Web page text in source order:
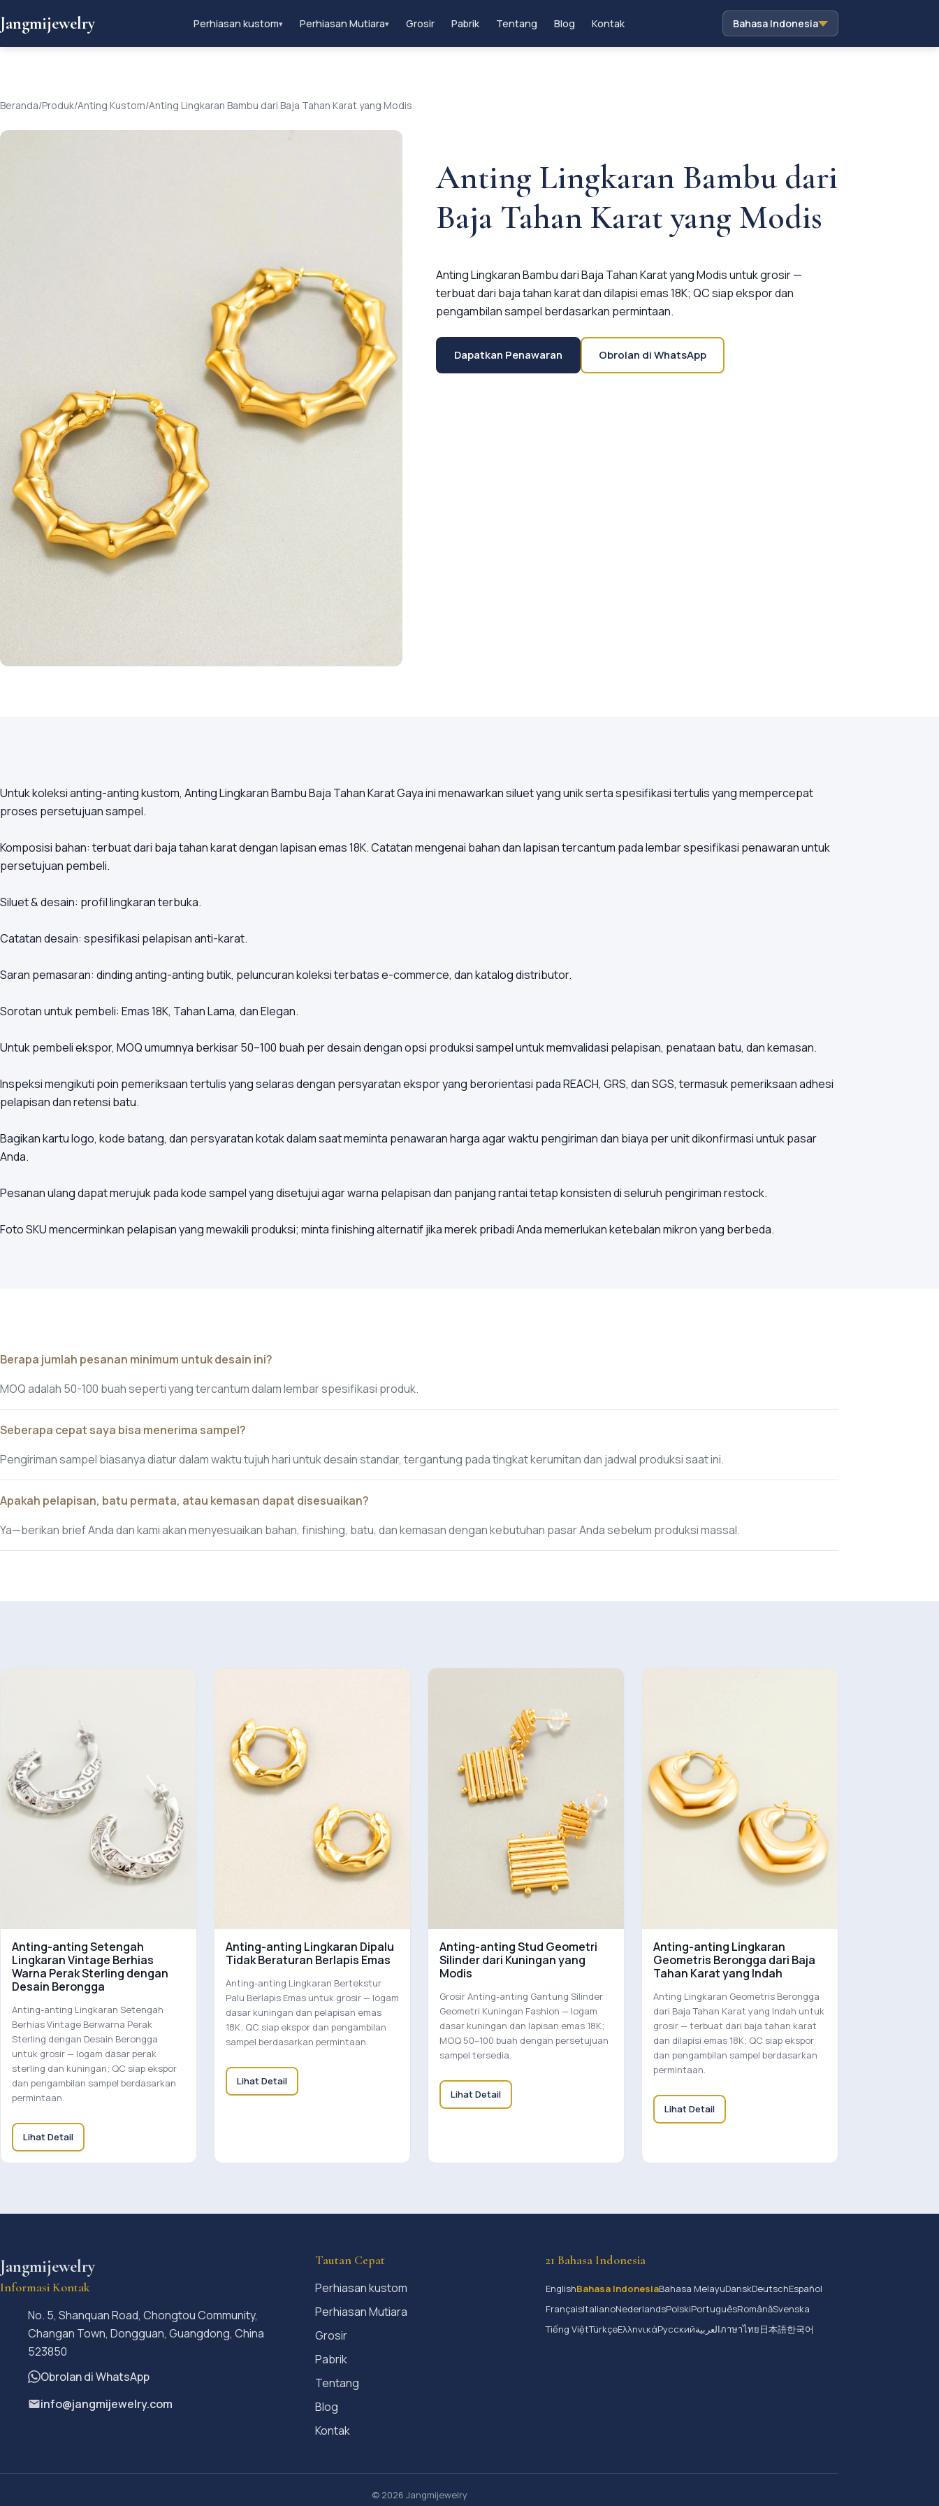
Jangmijewelry Perhiasan kustom▾ Perhiasan Mutiara▾ Grosir Pabrik Tentang Blog Kontak Bahasa Indonesia
Beranda/Produk/Anting Kustom/Anting Lingkaran Bambu dari Baja Tahan Karat yang Modis
Anting Lingkaran Bambu dari
Baja Tahan Karat yang Modis
Anting Lingkaran Bambu dari Baja Tahan Karat yang Modis untuk grosir —
terbuat dari baja tahan karat dan dilapisi emas 18K; QC siap ekspor dan
pengambilan sampel berdasarkan permintaan.
Dapatkan Penawaran Obrolan di WhatsApp
Untuk koleksi anting-anting kustom, Anting Lingkaran Bambu Baja Tahan Karat Gaya ini menawarkan siluet yang unik serta spesifikasi tertulis yang mempercepat
proses persetujuan sampel.
Komposisi bahan: terbuat dari baja tahan karat dengan lapisan emas 18K. Catatan mengenai bahan dan lapisan tercantum pada lembar spesifikasi penawaran untuk
persetujuan pembeli.
Siluet & desain: profil lingkaran terbuka.
Catatan desain: spesifikasi pelapisan anti-karat.
Saran pemasaran: dinding anting-anting butik, peluncuran koleksi terbatas e-commerce, dan katalog distributor.
Sorotan untuk pembeli: Emas 18K, Tahan Lama, dan Elegan.
Untuk pembeli ekspor, MOQ umumnya berkisar 50–100 buah per desain dengan opsi produksi sampel untuk memvalidasi pelapisan, penataan batu, dan kemasan.
Inspeksi mengikuti poin pemeriksaan tertulis yang selaras dengan persyaratan ekspor yang berorientasi pada REACH, GRS, dan SGS, termasuk pemeriksaan adhesi
pelapisan dan retensi batu.
Bagikan kartu logo, kode batang, dan persyaratan kotak dalam saat meminta penawaran harga agar waktu pengiriman dan biaya per unit dikonfirmasi untuk pasar
Anda.
Pesanan ulang dapat merujuk pada kode sampel yang disetujui agar warna pelapisan dan panjang rantai tetap konsisten di seluruh pengiriman restock.
Foto SKU mencerminkan pelapisan yang mewakili produksi; minta finishing alternatif jika merek pribadi Anda memerlukan ketebalan mikron yang berbeda.
Berapa jumlah pesanan minimum untuk desain ini?
MOQ adalah 50-100 buah seperti yang tercantum dalam lembar spesifikasi produk.
Seberapa cepat saya bisa menerima sampel?
Pengiriman sampel biasanya diatur dalam waktu tujuh hari untuk desain standar, tergantung pada tingkat kerumitan dan jadwal produksi saat ini.
Apakah pelapisan, batu permata, atau kemasan dapat disesuaikan?
Ya—berikan brief Anda dan kami akan menyesuaikan bahan, finishing, batu, dan kemasan dengan kebutuhan pasar Anda sebelum produksi massal.
Anting-anting Setengah
Lingkaran Vintage Berhias
Warna Perak Sterling dengan
Desain Berongga
Anting-anting Lingkaran Setengah
Berhias Vintage Berwarna Perak
Sterling dengan Desain Berongga
untuk grosir — logam dasar perak
sterling dan kuningan; QC siap ekspor
dan pengambilan sampel berdasarkan
permintaan.
Lihat Detail
Anting-anting Lingkaran Dipalu
Tidak Beraturan Berlapis Emas
Anting-anting Lingkaran Bertekstur
Palu Berlapis Emas untuk grosir — logam
dasar kuningan dan pelapisan emas
18K; QC siap ekspor dan pengambilan
sampel berdasarkan permintaan.
Lihat Detail
Anting-anting Stud Geometri
Silinder dari Kuningan yang
Modis
Grosir Anting-anting Gantung Silinder
Geometri Kuningan Fashion — logam
dasar kuningan dan lapisan emas 18K;
MOQ 50–100 buah dengan persetujuan
sampel tersedia.
Lihat Detail
Anting-anting Lingkaran
Geometris Berongga dari Baja
Tahan Karat yang Indah
Anting Lingkaran Geometris Berongga
dari Baja Tahan Karat yang Indah untuk
grosir — terbuat dari baja tahan karat
dan dilapisi emas 18K; QC siap ekspor
dan pengambilan sampel berdasarkan
permintaan.
Lihat Detail
Jangmijewelry
Informasi Kontak
No. 5, Shanquan Road, Chongtou Community,
Changan Town, Dongguan, Guangdong, China
523850
Obrolan di WhatsApp
info@jangmijewelry.com
Tautan Cepat
Perhiasan kustom
Perhiasan Mutiara
Grosir
Pabrik
Tentang
Blog
Kontak
21 Bahasa Indonesia
EnglishBahasa IndonesiaBahasa MelayuDanskDeutschEspañol
FrançaisItalianoNederlandsPolskiPortuguêsRomânăSvenska
Tiếng ViệtTürkçeΕλληνικάРусскийالعربيةภาษาไทย日本語한국어
© 2026 Jangmijewelry